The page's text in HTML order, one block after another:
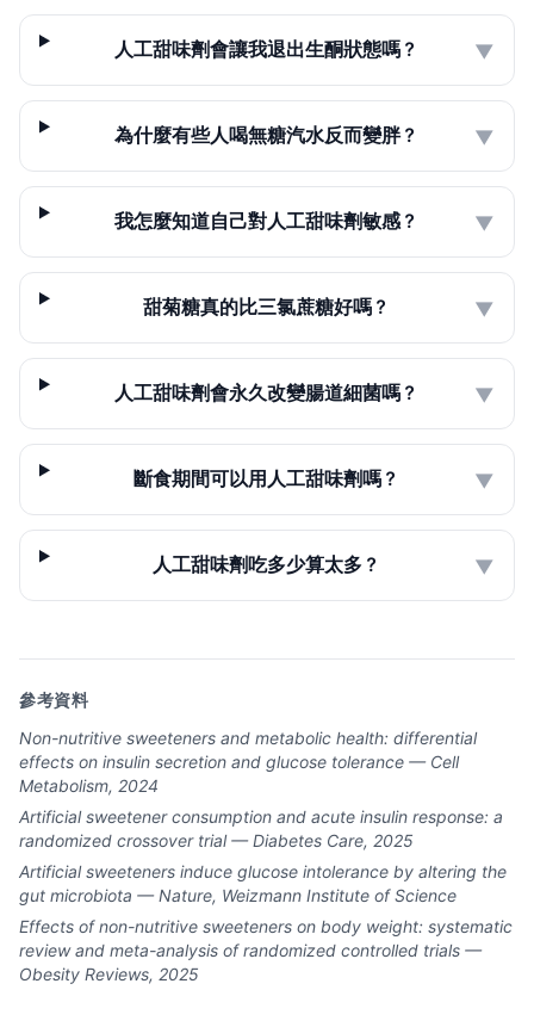
人工甜味劑會讓我退出生酮狀態嗎？ ▼
為什麼有些人喝無糖汽水反而變胖？ ▼
我怎麼知道自己對人工甜味劑敏感？ ▼
甜菊糖真的比三氯蔗糖好嗎？ ▼
人工甜味劑會永久改變腸道細菌嗎？ ▼
斷食期間可以用人工甜味劑嗎？ ▼
人工甜味劑吃多少算太多？ ▼
參考資料
Non-nutritive sweeteners and metabolic health: differential
effects on insulin secretion and glucose tolerance — Cell
Metabolism, 2024
Artificial sweetener consumption and acute insulin response: a
randomized crossover trial — Diabetes Care, 2025
Artificial sweeteners induce glucose intolerance by altering the
gut microbiota — Nature, Weizmann Institute of Science
Effects of non-nutritive sweeteners on body weight: systematic
review and meta-analysis of randomized controlled trials —
Obesity Reviews, 2025